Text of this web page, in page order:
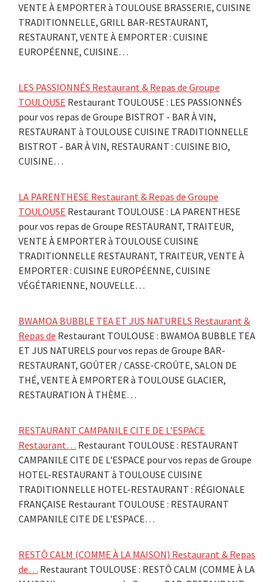
VENTE À EMPORTER à TOULOUSE BRASSERIE, CUISINE
TRADITIONNELLE, GRILL BAR-RESTAURANT,
RESTAURANT, VENTE À EMPORTER : CUISINE
EUROPÉENNE, CUISINE…
LES PASSIONNÉS Restaurant & Repas de Groupe
TOULOUSE Restaurant TOULOUSE : LES PASSIONNÉS
pour vos repas de Groupe BISTROT - BAR À VIN,
RESTAURANT à TOULOUSE CUISINE TRADITIONNELLE
BISTROT - BAR À VIN, RESTAURANT : CUISINE BIO,
CUISINE…
LA PARENTHESE Restaurant & Repas de Groupe
TOULOUSE Restaurant TOULOUSE : LA PARENTHESE
pour vos repas de Groupe RESTAURANT, TRAITEUR,
VENTE À EMPORTER à TOULOUSE CUISINE
TRADITIONNELLE RESTAURANT, TRAITEUR, VENTE À
EMPORTER : CUISINE EUROPÉENNE, CUISINE
VÉGÉTARIENNE, NOUVELLE…
BWAMOA BUBBLE TEA ET JUS NATURELS Restaurant &
Repas de Restaurant TOULOUSE : BWAMOA BUBBLE TEA
ET JUS NATURELS pour vos repas de Groupe BAR-
RESTAURANT, GOÛTER / CASSE-CROÛTE, SALON DE
THÉ, VENTE À EMPORTER à TOULOUSE GLACIER,
RESTAURATION À THÈME…
RESTAURANT CAMPANILE CITE DE L’ESPACE
Restaurant… Restaurant TOULOUSE : RESTAURANT
CAMPANILE CITE DE L'ESPACE pour vos repas de Groupe
HOTEL-RESTAURANT à TOULOUSE CUISINE
TRADITIONNELLE HOTEL-RESTAURANT : RÉGIONALE
FRANÇAISE Restaurant TOULOUSE : RESTAURANT
CAMPANILE CITE DE L'ESPACE…
RESTÔ CALM (COMME À LA MAISON) Restaurant & Repas
de… Restaurant TOULOUSE : RESTÔ CALM (COMME À LA